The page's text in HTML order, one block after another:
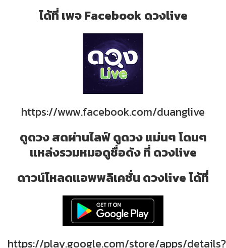
ได้ที่ เพจ Facebook ดวงlive
https://www.facebook.com/duanglive
ดูดวง สดผ่านไลฟ์ ดูดวง แม่นๆ โดนๆ
แหล่งรวมหมอดูชื่อดัง ที่ ดวงlive
ดาวน์โหลดแอพพลิเคชั่น ดวงlive ได้ที่
https://play.google.com/store/apps/details?